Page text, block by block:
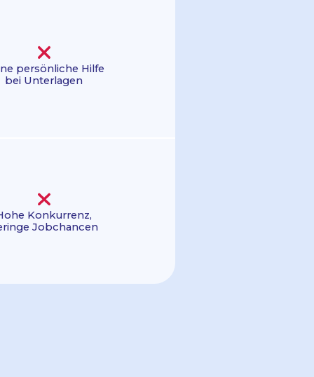
persönliche Hilfe
bei Unterlagen
Konkurrenz,
Jobchancen